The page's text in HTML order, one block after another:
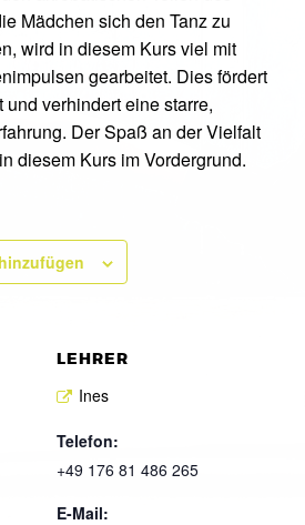
Mädchen sich den Tanz zu
wird in diesem Kurs viel mit
gearbeitet. Dies fördert
verhindert eine starre,
Der Spaß an der Vielfalt
diesem Kurs im Vordergrund.
LEHRER
Ines
Telefon:
+49 176 81 486 265
E-Mail: